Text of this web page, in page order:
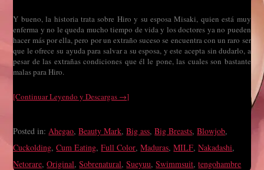
Y bueno, la historia trata sobre Hiro y su esposa Misaki, quien está muy
enferma y no le queda mucho tiempo de vida y los doctores ya no pueden
hacer más por ella, pero por un extraño suceso se encuentra con un raro ser
que le ofrece su ayuda para salvar a su esposa, y este acepta sin dudarlo, a
pesar de las extrañas condiciones que él le pone, las cuales son bastante
malas para Hiro.
[Continuar Leyendo y Descargas →]
Posted in:Ahegao,Beauty Mark,Big ass,Big Breasts,Blowjob,
Cuckolding,Cum Eating,Full Color,Maduras,MILF,Nakadashi,
Netorare,Original,Sobrenatural,Sueyuu,Swimmsuit,tengohambre